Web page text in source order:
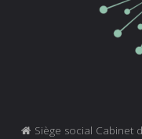
Siège social Cabinet